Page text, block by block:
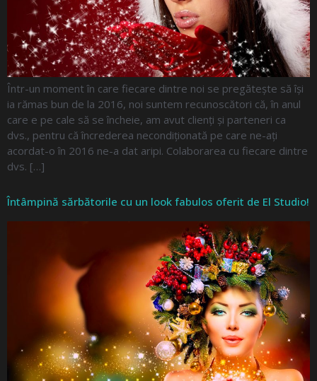
Într-un moment în care fiecare dintre noi se pregătește să își
ia rămas bun de la 2016, noi suntem recunoscători că, în anul
care e pe cale să se încheie, am avut clienți și parteneri ca
dvs., pentru că încrederea necondiționată pe care ne-ați
acordat-o în 2016 ne-a dat aripi. Colaborarea cu fiecare dintre
dvs. […]
Întâmpină sărbătorile cu un look fabulos oferit de El Studio!